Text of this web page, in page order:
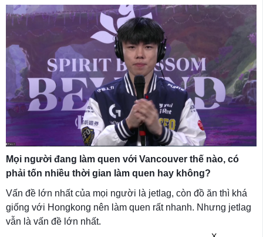
Mọi người đang làm quen với Vancouver thế nào, có
phải tốn nhiều thời gian làm quen hay không?
Vấn đề lớn nhất của mọi người là jetlag, còn đồ ăn thì khá
giống với Hongkong nên làm quen rất nhanh. Nhưng jetlag
vẫn là vấn đề lớn nhất.